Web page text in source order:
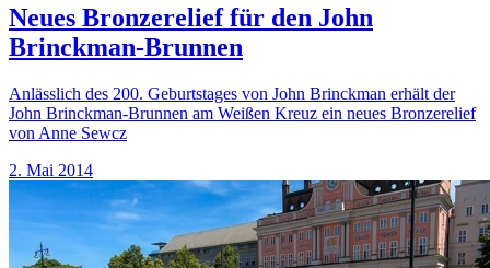
Neues Bronzerelief für den John
Brinckman-Brunnen
Anlässlich des 200. Geburtstages von John Brinckman erhält der
John Brinckman-Brunnen am Weißen Kreuz ein neues Bronzerelief
von Anne Sewcz
2. Mai 2014